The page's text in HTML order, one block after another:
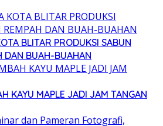
BLITAR PRODUKSI SABUN
DAN BUAH-BUAHAN
KAYU MAPLE JADI JAM TANGAN